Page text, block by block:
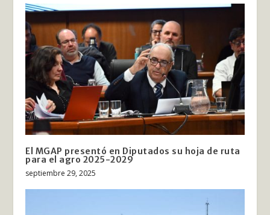
El MGAP presentó en Diputados su hoja de ruta
para el agro 2025-2029
septiembre 29, 2025